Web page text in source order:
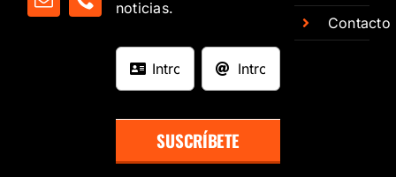
noticias.
SUSCRÍBETE
Contacto